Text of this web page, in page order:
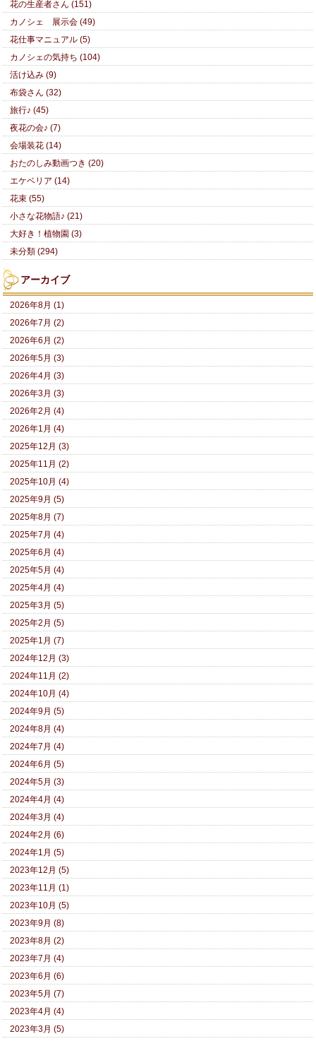
花の生産者さん (151)
カノシェ 展示会 (49)
花仕事マニュアル (5)
カノシェの気持ち (104)
活け込み (9)
布袋さん (32)
旅行♪ (45)
夜花の会♪ (7)
会場装花 (14)
おたのしみ動画つき (20)
エケベリア (14)
花束 (55)
小さな花物語♪ (21)
大好き！植物園 (3)
未分類 (294)
アーカイブ
2026年8月 (1)
2026年7月 (2)
2026年6月 (2)
2026年5月 (3)
2026年4月 (3)
2026年3月 (3)
2026年2月 (4)
2026年1月 (4)
2025年12月 (3)
2025年11月 (2)
2025年10月 (4)
2025年9月 (5)
2025年8月 (7)
2025年7月 (4)
2025年6月 (4)
2025年5月 (4)
2025年4月 (4)
2025年3月 (5)
2025年2月 (5)
2025年1月 (7)
2024年12月 (3)
2024年11月 (2)
2024年10月 (4)
2024年9月 (5)
2024年8月 (4)
2024年7月 (4)
2024年6月 (5)
2024年5月 (3)
2024年4月 (4)
2024年3月 (4)
2024年2月 (6)
2024年1月 (5)
2023年12月 (5)
2023年11月 (1)
2023年10月 (5)
2023年9月 (8)
2023年8月 (2)
2023年7月 (4)
2023年6月 (6)
2023年5月 (7)
2023年4月 (4)
2023年3月 (5)